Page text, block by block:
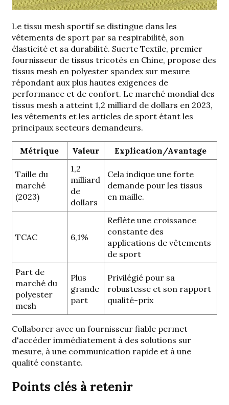
Le tissu mesh sportif se distingue dans les
vêtements de sport par sa respirabilité, son
élasticité et sa durabilité. Suerte Textile, premier
fournisseur de tissus tricotés en Chine, propose des
tissus mesh en polyester spandex sur mesure
répondant aux plus hautes exigences de
performance et de confort. Le marché mondial des
tissus mesh a atteint 1,2 milliard de dollars en 2023,
les vêtements et les articles de sport étant les
principaux secteurs demandeurs.
Métrique Valeur Explication/Avantage
Taille du
marché
(2023)
1,2
milliard
de
dollars
Cela indique une forte
demande pour les tissus
en maille.
TCAC 6,1%
Reflète une croissance
constante des
applications de vêtements
de sport
Part de
marché du
polyester
mesh
Plus
grande
part
Privilégié pour sa
robustesse et son rapport
qualité-prix
Collaborer avec un fournisseur fiable permet
d'accéder immédiatement à des solutions sur
mesure, à une communication rapide et à une
qualité constante.
Points clés à retenir